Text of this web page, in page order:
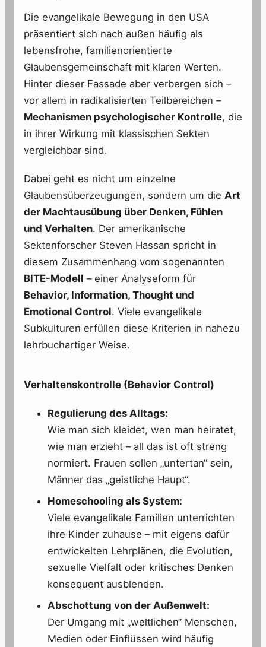
Die evangelikale Bewegung in den USA
präsentiert sich nach außen häufig als
lebensfrohe, familienorientierte
Glaubensgemeinschaft mit klaren Werten.
Hinter dieser Fassade aber verbergen sich –
vor allem in radikalisierten Teilbereichen –
Mechanismen psychologischer Kontrolle, die
in ihrer Wirkung mit klassischen Sekten
vergleichbar sind.
Dabei geht es nicht um einzelne
Glaubensüberzeugungen, sondern um die Art
der Machtausübung über Denken, Fühlen
und Verhalten. Der amerikanische
Sektenforscher Steven Hassan spricht in
diesem Zusammenhang vom sogenannten
BITE-Modell – einer Analyseform für
Behavior, Information, Thought und
Emotional Control. Viele evangelikale
Subkulturen erfüllen diese Kriterien in nahezu
lehrbuchartiger Weise.
Verhaltenskontrolle (Behavior Control)
Regulierung des Alltags:
Wie man sich kleidet, wen man heiratet,
wie man erzieht – all das ist oft streng
normiert. Frauen sollen „untertan“ sein,
Männer das „geistliche Haupt“.
Homeschooling als System:
Viele evangelikale Familien unterrichten
ihre Kinder zuhause – mit eigens dafür
entwickelten Lehrplänen, die Evolution,
sexuelle Vielfalt oder kritisches Denken
konsequent ausblenden.
Abschottung von der Außenwelt:
Der Umgang mit „weltlichen“ Menschen,
Medien oder Einflüssen wird häufig